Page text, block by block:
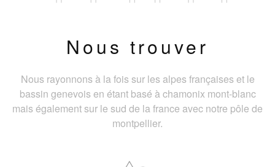
Nous trouver
Nous rayonnons à la fois sur les alpes françaises et le
bassin genevois en étant basé à chamonix mont-blanc
mais également sur le sud de la france avec notre pôle de
montpellier.